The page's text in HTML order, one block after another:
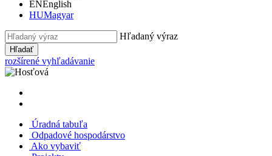
ENEnglish
HUMagyar
Hľadaný výraz
Hľadať
rozšírené vyhľadávanie
Úradná tabuľa
Odpadové hospodárstvo
Ako vybaviť